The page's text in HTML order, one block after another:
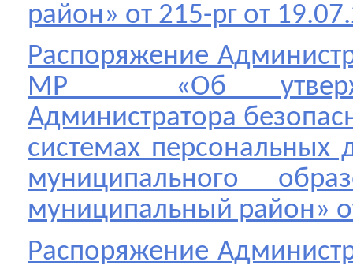
район» от 215-рг от
Распоряжение
МР «Об
Администратора
системах
муниципального
муниципальный район»
Распоряжение